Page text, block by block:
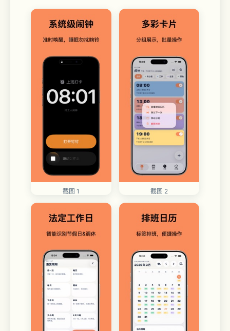
截图 1 截图 2